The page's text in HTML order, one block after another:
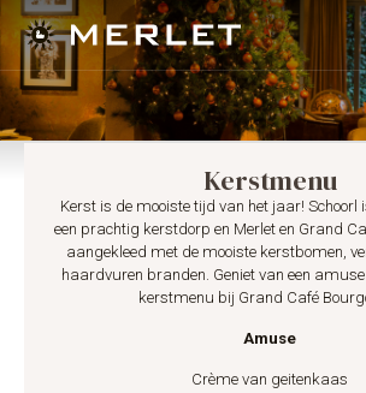
Kerstmenu
Kerst is de mooiste tijd van het jaar! Schoorl
een prachtig kerstdorp en Merlet en Grand
aangekleed met de mooiste kerstbomen,
haardvuren branden. Geniet van een
kerstmenu bij Grand Café
Amuse
Crème van geitenkaas